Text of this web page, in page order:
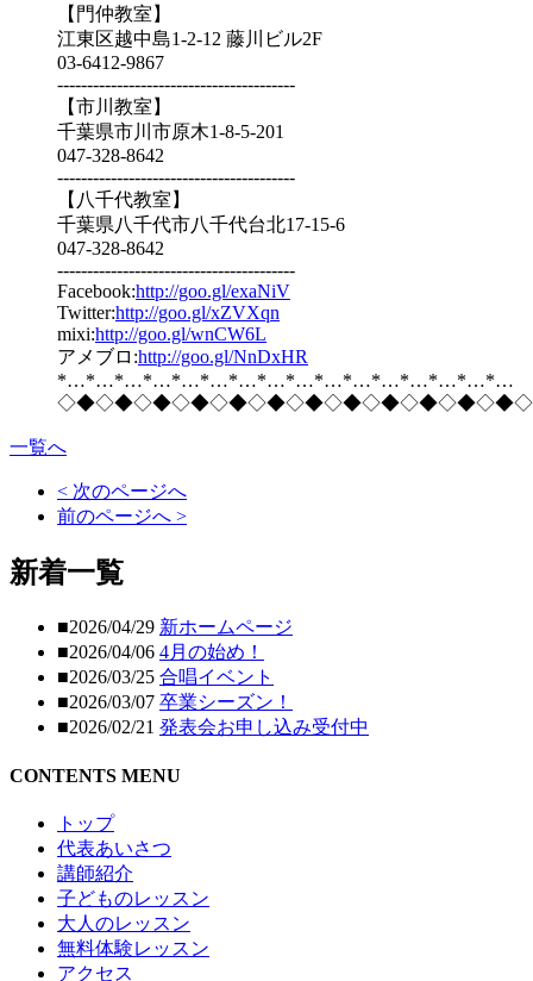
【門仲教室】
江東区越中島1-2-12 藤川ビル2F
03-6412-9867
----------------------------------------
【市川教室】
千葉県市川市原木1-8-5-201
047-328-8642
----------------------------------------
【八千代教室】
千葉県八千代市八千代台北17-15-6
047-328-8642
----------------------------------------
Facebook:http://goo.gl/exaNiV
Twitter:http://goo.gl/xZVXqn
mixi:http://goo.gl/wnCW6L
アメブロ:http://goo.gl/NnDxHR
*…*…*…*…*…*…*…*…*…*…*…*…*…*…*…*…
一覧へ
< 次のページへ
前のページへ >
新着一覧
■2026/04/29 新ホームページ
■2026/04/06 4月の始め！
■2026/03/25 合唱イベント
■2026/03/07 卒業シーズン！
■2026/02/21 発表会お申し込み受付中
CONTENTS MENU
トップ
代表あいさつ
講師紹介
子どものレッスン
大人のレッスン
無料体験レッスン
アクセス